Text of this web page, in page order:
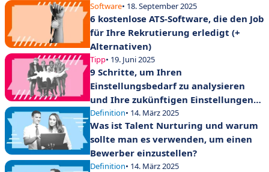
Software• 18. September 2025
6 kostenlose ATS-Software, die den Job
für Ihre Rekrutierung erledigt (+
Alternativen)
Tipp• 19. Juni 2025
9 Schritte, um Ihren
Einstellungsbedarf zu analysieren
und Ihre zukünftigen Einstellungen
erfolgreich zu gestalten!
Definition• 14. März 2025
Was ist Talent Nurturing und warum
sollte man es verwenden, um einen
Bewerber einzustellen?
Definition• 14. März 2025